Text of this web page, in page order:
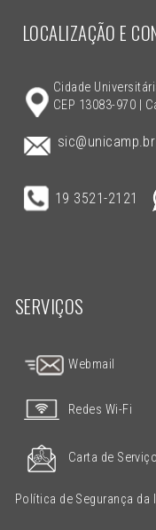
LOCALIZAÇÃO E
Cidade
CEP 13083-970 |
sic@unicamp.br
19 3521-2121
SERVIÇOS
Webmail
Redes Wi-Fi
Carta de
Política de Segurança da